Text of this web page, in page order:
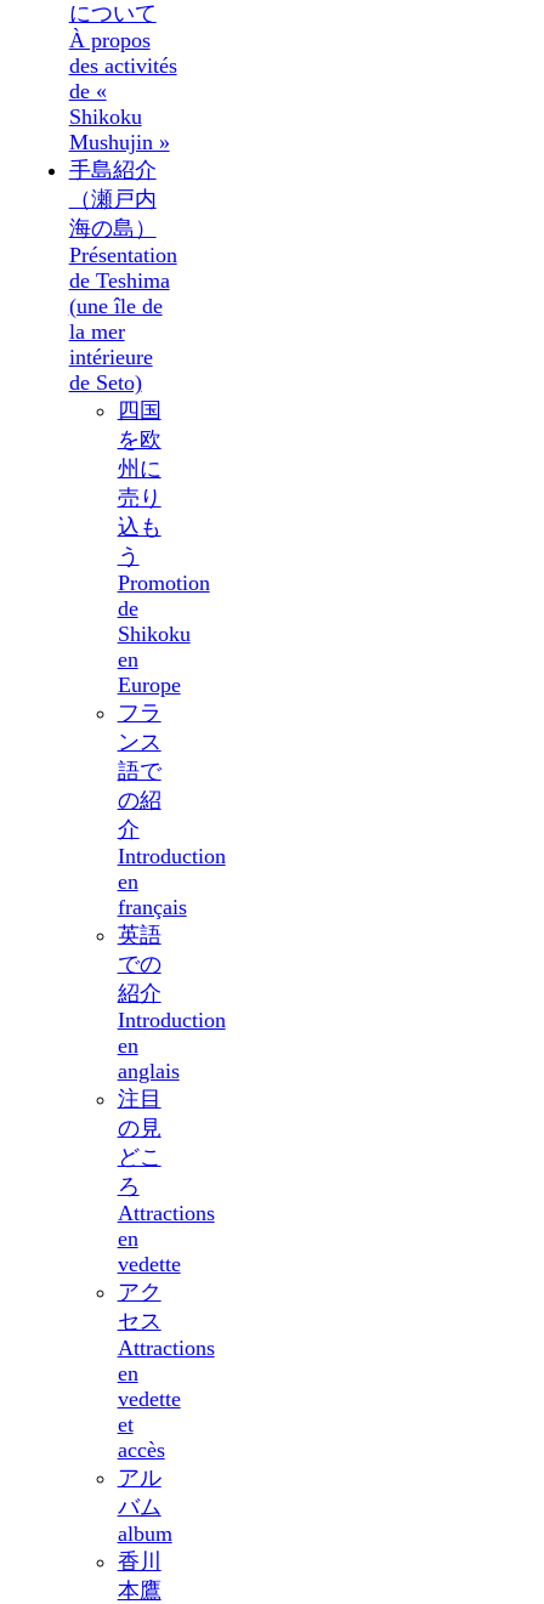
について
À propos
des activités
de «
Shikoku
Mushujin »
手島紹介
（瀬戸内
海の島）
Présentation
de Teshima
(une île de
la mer
intérieure
de Seto)
四国
を欧
州に
売り
込も
う
Promotion
de
Shikoku
en
Europe
フラ
ンス
語で
の紹
介
Introduction
en
français
英語
での
紹介
Introduction
en
anglais
注目
の見
どこ
ろ
Attractions
en
vedette
アク
セス
Attractions
en
vedette
et
accès
アル
バム
album
香川
本鷹